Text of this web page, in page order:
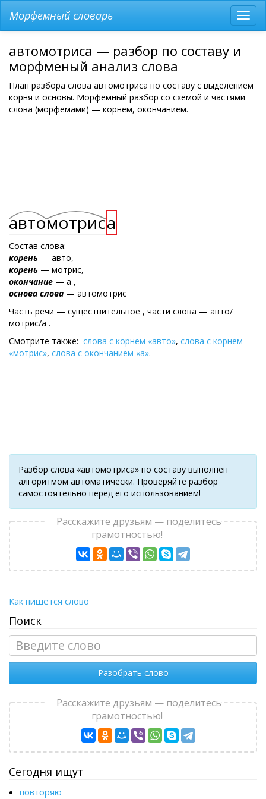
меню
Морфемный словарь
автомотриса — разбор по составу и
морфменый анализ слова
План разбора слова автомотриса по составу с выделением
корня и основы. Морфемный разбор со схемой и частями
слова (морфемами) — корнем, окончанием.
автомотриса
Состав слова:
корень — авто,
корень — мотрис,
окончание — а ,
основа слова — автомотрис
Часть речи — существительное , части слова — авто/
мотрис/а .
Смотрите также: слова с корнем «авто», слова с корнем
«мотрис», слова с окончанием «а».
Разбор слова «автомотриса» по составу выполнен
алгоритмом автоматически. Проверяйте разбор
самостоятельно перед его использованием!
Расскажите друзьям — поделитесь
грамотностью!
Как пишется слово
Поиск
Разобрать слово
Расскажите друзьям — поделитесь
грамотностью!
Сегодня ищут
повторяю